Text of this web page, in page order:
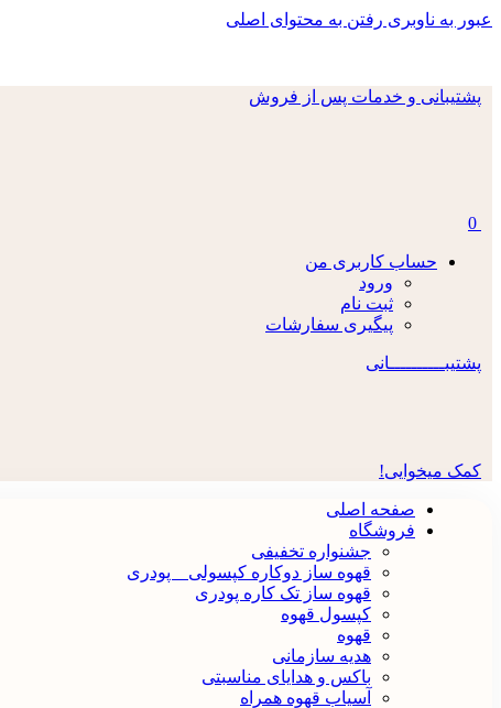
عبور به ناوبری رفتن به محتوای اصلی
پشتیبانی و خدمات پس از فروش
0
حساب کاربری من
ورود
ثبت نام
پیگیری سفارشات
پشتیبــــــــــانی
کمک میخوایی!
صفحه اصلی
فروشگاه
جشنواره تخفیفی
قهوه ساز دوکاره کپسولی _ پودری
قهوه‌ ساز تک کاره پودری
کپسول قهوه
قهوه
هدیه سازمانی
باکس و هدایای مناسبتی
آسیاب قهوه همراه